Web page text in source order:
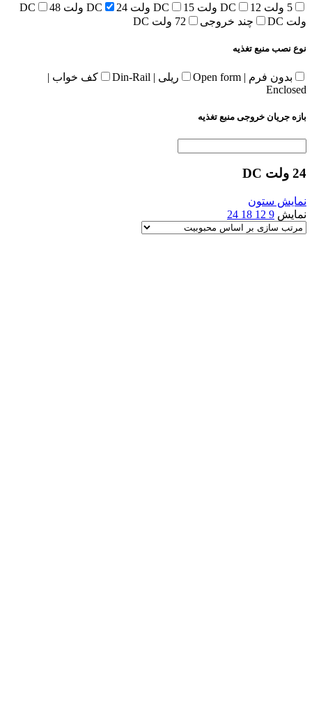
5 ولت DC 12 ولت DC 15 ولت DC 24 ولت DC
48
ولت DC
چند خروجی 72 ولت DC
نوع نصب منبع تغذیه
بدون فرم | Open form ریلی | Din-Rail
کف خواب |
Enclosed
بازه جریان خروجی منبع تغذیه
24 ولت DC
نمایش ستون
نمایش 9
12
18
24